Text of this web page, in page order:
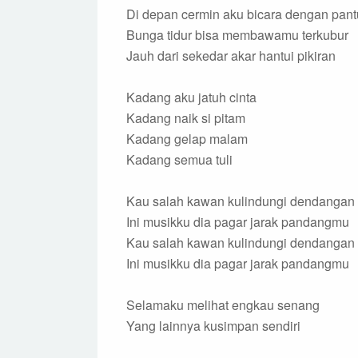
Di depan cermin aku bicara dengan
Bunga tidur bisa membawamu terkubur
Jauh dari sekedar akar hantui pikiran
Kadang aku jatuh cinta
Kadang naik si pitam
Kadang gelap malam
Kadang semua tuli
Kau salah kawan kulindungi dendangan
Ini musikku dia pagar jarak pandangmu
Kau salah kawan kulindungi dendangan
Ini musikku dia pagar jarak pandangmu
Selamaku melihat engkau senang
Yang lainnya kusimpan sendiri